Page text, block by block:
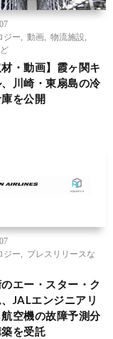
ジー
動画 物流施設
材・動画】霞ヶ関キ
川崎・東扇島の冷
を公開
ジー
プレスリリースな
エー・スター・ク
JALエンジニアリ
空機の故障予測分
を受託